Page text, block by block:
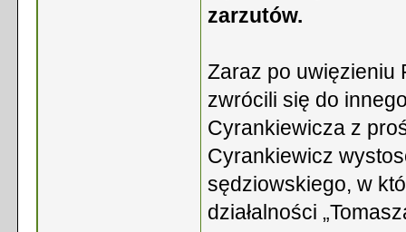
zarzutów.
Zaraz po uwięzieniu
zwrócili się do
Cyrankiewicza z
Cyrankiewicz
sędziowskiego, w
działalności